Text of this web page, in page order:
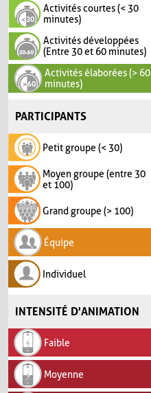
Activités courtes (< 30
minutes)
Activités développées
(Entre 30 et 60 minutes)
Activités élaborées (> 60
minutes)
PARTICIPANTS
Petit groupe (< 30)
Moyen groupe (entre 30
et 100)
Grand groupe (> 100)
Équipe
Individuel
INTENSITÉ D'ANIMATION
Faible
Moyenne